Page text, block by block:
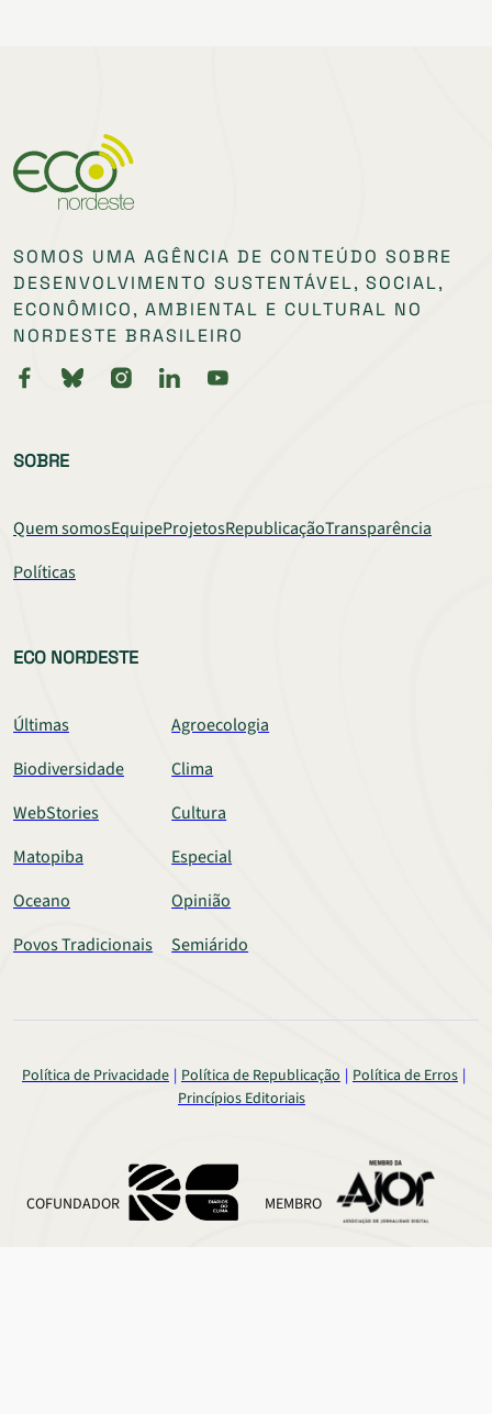
SOMOS UMA AGÊNCIA DE CONTEÚDO SOBRE
DESENVOLVIMENTO SUSTENTÁVEL, SOCIAL,
ECONÔMICO, AMBIENTAL E CULTURAL NO
NORDESTE BRASILEIRO
SOBRE
Quem somosEquipeProjetosRepublicaçãoTransparência
Políticas
ECO NORDESTE
Últimas
Agroecologia
Biodiversidade
Clima
WebStories
Cultura
Matopiba
Especial
Oceano
Opinião
Povos Tradicionais
Semiárido
Política de Privacidade Política de Republicação Política de Erros
Princípios Editoriais
COFUNDADOR MEMBRO